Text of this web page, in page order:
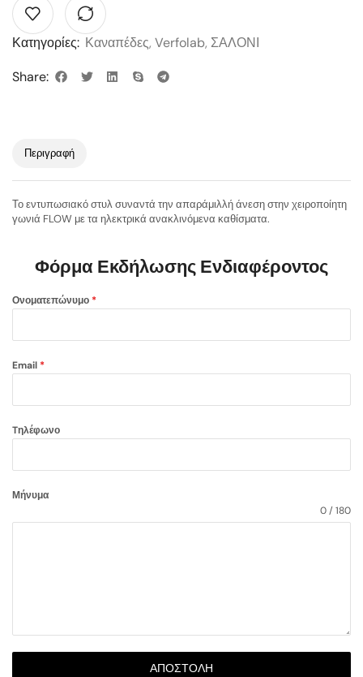
Κατηγορίες: Καναπέδες, Verfolab, ΣΑΛΟΝΙ
Share:
Περιγραφή
Το εντυπωσιακό στυλ συναντά την απαράμιλλή άνεση στην χειροποίητη
γωνιά FLOW με τα ηλεκτρικά ανακλινόμενα καθίσματα.
Φόρμα Εκδήλωσης Ενδιαφέροντος
Ονοματεπώνυμο *
Email *
Tηλέφωνο
Μήνυμα
0 / 180
ΑΠΟΣΤΟΛΉ